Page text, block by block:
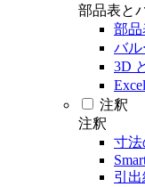
部品表と
部
バ
3D
注釈
注釈
寸
引